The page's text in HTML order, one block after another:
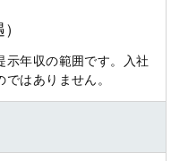
示年収の範囲です。入社
はありません。